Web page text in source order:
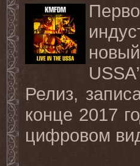
USSA
Релиз,
конце 2017
цифровом